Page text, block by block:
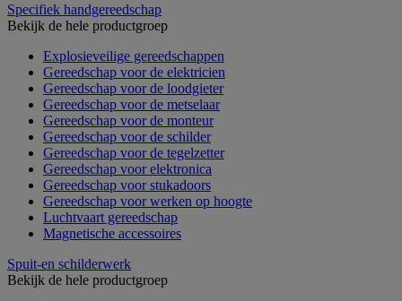
Specifiek handgereedschap
Bekijk de hele productgroep
Explosieveilige gereedschappen
Gereedschap voor de elektricien
Gereedschap voor de loodgieter
Gereedschap voor de metselaar
Gereedschap voor de monteur
Gereedschap voor de schilder
Gereedschap voor de tegelzetter
Gereedschap voor elektronica
Gereedschap voor stukadoors
Gereedschap voor werken op hoogte
Luchtvaart gereedschap
Magnetische accessoires
Spuit-en schilderwerk
Bekijk de hele productgroep